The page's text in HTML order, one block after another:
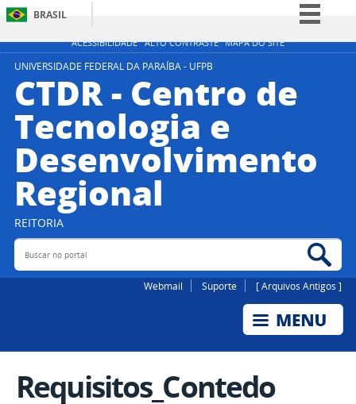
ACESSIBILIDADE ALTO CONTRASTE MAPA DO SITE
BRASIL
Simplifique!
Participe
Legislação
Canais
UNIVERSIDADE FEDERAL DA PARAÍBA - UFPB
CTDR - Centro de
Tecnologia e
Desenvolvimento
Regional
REITORIA
Buscar no portal
Webmail Suporte [ Arquivos Antigos ]
Requisitos_Contedo